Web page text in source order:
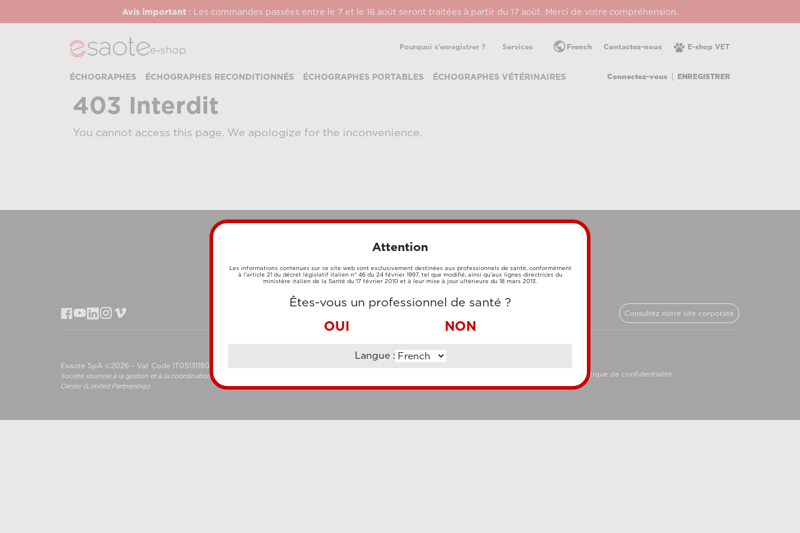
Avis important: Les commandes passées entre le 7 et le 16 août seront traitées à partir du 17 août. Merci de votre compréhension.
e‑shop Pourquoi s'enregistrer ? Services E-shop VET
Contactez-nous
public French
ÉCHOGRAPHES ÉCHOGRAPHES RECONDITIONNÉS ÉCHOGRAPHES PORTABLES ÉCHOGRAPHES VÉTÉRINAIRES Connectez-vous ENREGISTRER
403 Interdit
You cannot access this page. We apologize for the inconvenience.
CARTE DE
CRÉDIT
VIREMENT
BANCAIRE
Consultez notre site corporate
Esaote SpA ©2026 - Vat Code IT05131180969
Société soumise à la gestion et à la coordination de Shanghai Luzi Enterprise Management Consultancy
Center (Limited Partnership)
Politique de confidentialité
Attention
Les informations contenues sur ce site web sont exclusivement destinées aux professionnels de santé, conformément
à l’article 21 du décret législatif italien n° 46 du 24 février 1997, tel que modifié, ainsi qu’aux lignes directrices du
ministère italien de la Santé du 17 février 2010 et à leur mise à jour ultérieure du 18 mars 2013.
Êtes-vous un professionnel de santé ?
OUI NON
Langue :